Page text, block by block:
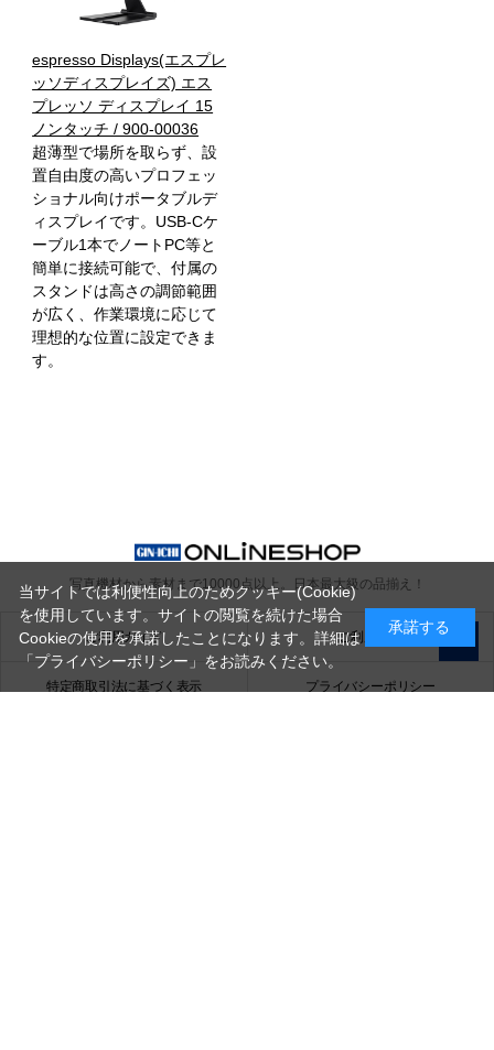
espresso Displays(エスプレ
ッソディスプレイズ) エス
プレッソ ディスプレイ 15
ノンタッチ / 900-00036
超薄型で場所を取らず、設
置自由度の高いプロフェッ
ショナル向けポータブルデ
ィスプレイです。USB-Cケ
ーブル1本でノートPC等と
簡単に接続可能で、付属の
スタンドは高さの調節範囲
が広く、作業環境に応じて
理想的な位置に設定できま
す。
写真機材から素材まで10000点以上。 日本最大級の品揃え！
ご利用ガイド ご利用規約
特定商取引法に基づく表示 プライバシーポリシー
当サイトでは利便性向上のためクッキー(Cookie)
を使用しています。サイトの閲覧を続けた場合
Cookieの使用を承諾したことになります。詳細は
「プライバシーポリシー」 をお読みください。
承諾する